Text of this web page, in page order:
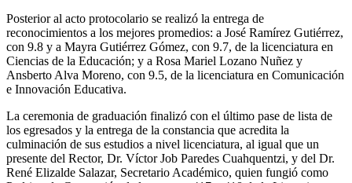
Posterior al acto protocolario se realizó la entrega de
reconocimientos a los mejores promedios: a José Ramírez Gutiérrez,
con 9.8 y a Mayra Gutiérrez Gómez, con 9.7, de la licenciatura en
Ciencias de la Educación; y a Rosa Mariel Lozano Nuñez y
Ansberto Alva Moreno, con 9.5, de la licenciatura en Comunicación
e Innovación Educativa.
La ceremonia de graduación finalizó con el último pase de lista de
los egresados y la entrega de la constancia que acredita la
culminación de sus estudios a nivel licenciatura, al igual que un
presente del Rector, Dr. Víctor Job Paredes Cuahquentzi, y del Dr.
René Elizalde Salazar, Secretario Académico, quien fungió como